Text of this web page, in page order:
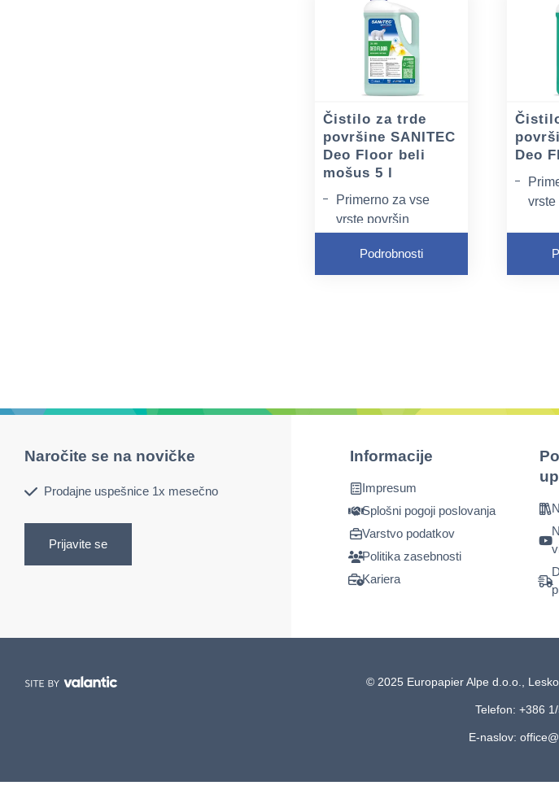
Čistilo za trde
površine SANITEC
Deo Floor beli
mošus 5 l
Primerno za vse
vrste površin
Podrobnosti
Deo
vrste
Z
Naročite se na novičke
Prodajne uspešnice 1x mesečno
Prijavite se
Informacije
Impresum
Splošni pogoji poslovanja
Varstvo podatkov
Politika zasebnosti
Kariera
© 2025 Europapier Alpe d.o.o.,
Telefon: +386
E-naslov: